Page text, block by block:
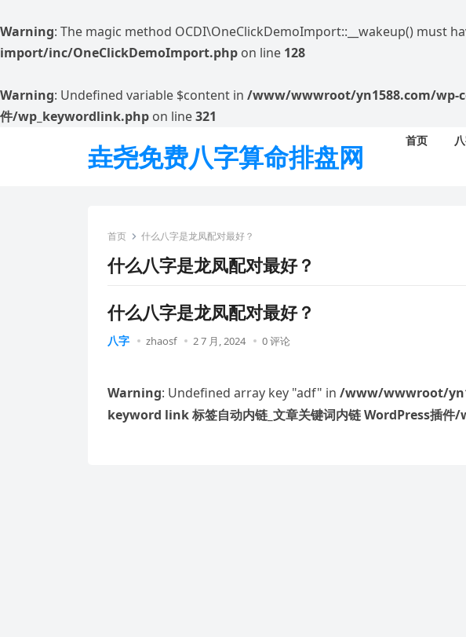
Warning: The magic method OCDI\OneClickDemoImport::__wakeup() must
import/inc/OneClickDemoImport.php on line 128
Warning: Undefined variable $content in /www/wwwroot/yn1588.com/wp-
件/wp_keywordlink.php on line321
垚尧免费八字算命排盘网 首页
首页 什么八字是龙凤配对最好？
什么八字是龙凤配对最好？
什么八字是龙凤配对最好？
八字 zhaosf 2 7 月, 2024 0 评论
Warning : Undefined array key "adf" in /www/wwwroot/
keyword link 标签自动内链_文章关键词内链 WordPress插